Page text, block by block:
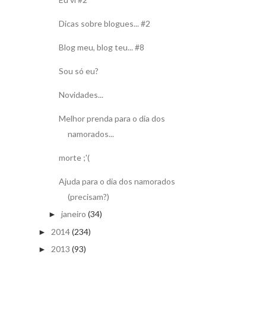
Dicas sobre blogues... #2
Blog meu, blog teu... #8
Sou só eu?
Novidades...
Melhor prenda para o dia dos
namorados...
morte ;'(
Ajuda para o dia dos namorados
(precisam?)
► janeiro (34)
► 2014(234)
► 2013 (93)